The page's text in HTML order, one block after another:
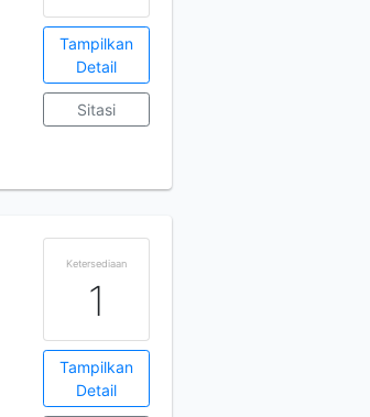
Tampilkan
Detail
Sitasi
Ketersediaan
1
Tampilkan
Detail